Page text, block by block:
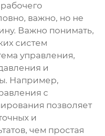
важно, но не
Важно понимать,
систем
управления,
и
Например,
с
позволяет
и
чем простая